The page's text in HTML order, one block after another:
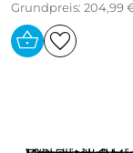
Grundpreis: 204,99